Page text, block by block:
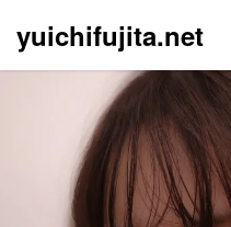
yuichifujita.net